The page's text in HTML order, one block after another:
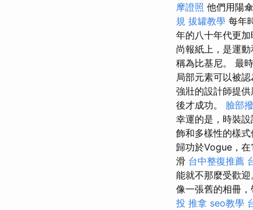
摩證照 他們用陽
規 拔罐教學 每年
年的八十年代更
尚報紙上，是運
稱為比基尼。 最
局部元素可以被
強壯的設計師提供
後才成功。 臉部
幸運的是，時裝
飾和多樣性的樣
歸功於Vogue，
滑 台中整復推薦
能就不那麼受歡迎
像一張舊的相冊
投 推拿 seo教學